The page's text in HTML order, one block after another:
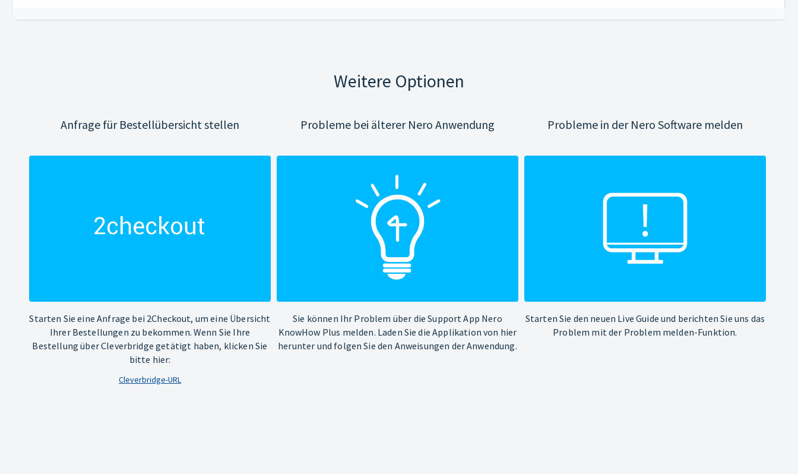
Weitere Optionen
Anfrage für Bestellübersicht stellen
Starten Sie eine Anfrage bei 2Checkout, um eine Übersicht
Ihrer Bestellungen zu bekommen. Wenn Sie Ihre
Bestellung über Cleverbridge getätigt haben, klicken Sie
bitte hier:
Cleverbridge-URL
Probleme bei älterer Nero Anwendung
Sie können Ihr Problem über die Support App Nero
KnowHow Plus melden. Laden Sie die Applikation von hier
herunter und folgen Sie den Anweisungen der Anwendung.
Probleme in der Nero Software melden
Starten Sie den neuen Live Guide und berichten Sie uns das
Problem mit der Problem melden-Funktion.